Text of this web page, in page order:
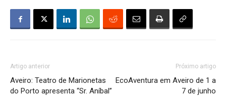
Artigo anterior
Aveiro: Teatro de Marionetas
do Porto apresenta “Sr. Aníbal”
Próximo artigo
EcoAventura em Aveiro de 1 a
7 de junho